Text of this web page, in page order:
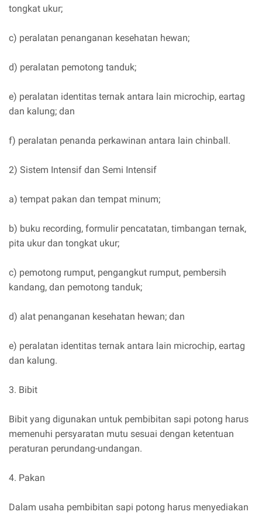
tongkat ukur;
c) peralatan penanganan kesehatan hewan;
d) peralatan pemotong tanduk;
e) peralatan identitas ternak antara lain microchip, eartag
dan kalung; dan
f) peralatan penanda perkawinan antara lain chinball.
2) Sistem Intensif dan Semi Intensif
a) tempat pakan dan tempat minum;
b) buku recording, formulir pencatatan, timbangan ternak,
pita ukur dan tongkat ukur;
c) pemotong rumput, pengangkut rumput, pembersih
kandang, dan pemotong tanduk;
d) alat penanganan kesehatan hewan; dan
e) peralatan identitas ternak antara lain microchip, eartag
dan kalung.
3. Bibit
Bibit yang digunakan untuk pembibitan sapi potong harus
memenuhi persyaratan mutu sesuai dengan ketentuan
peraturan perundang-undangan.
4. Pakan
Dalam usaha pembibitan sapi potong harus menyediakan